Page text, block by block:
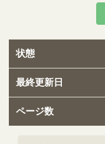
状態
最終更新日
ページ数